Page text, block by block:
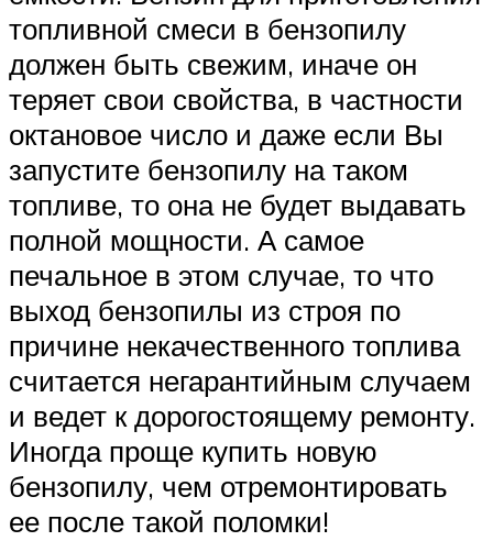
топливной смеси в бензопилу
должен быть свежим, иначе он
теряет свои свойства, в частности
октановое число и даже если Вы
запустите бензопилу на таком
топливе, то она не будет выдавать
полной мощности. А самое
печальное в этом случае, то что
выход бензопилы из строя по
причине некачественного топлива
считается негарантийным случаем
и ведет к дорогостоящему ремонту.
Иногда проще купить новую
бензопилу, чем отремонтировать
ее после такой поломки!